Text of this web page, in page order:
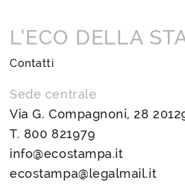
L’ECO DELLA
Contatti
Sede centrale
Via G. Compagnoni, 28
T. 800 821979
info@ecostampa.it
ecostampa@legalmail.it